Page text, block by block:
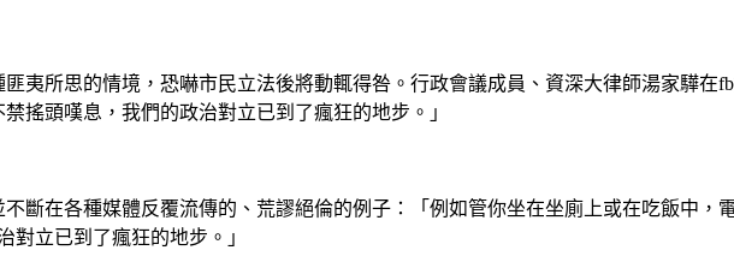
夷所思的情境，恐嚇市民立法後將動輒得咎。行政會議成員、資深大律師湯家驊
搖頭嘆息，我們的政治對立已到了瘋狂的地步。」
斷在各種媒體反覆流傳的、荒謬絕倫的例子：「例如管你坐在坐廁上或在吃飯中，
對立已到了瘋狂的地步。」